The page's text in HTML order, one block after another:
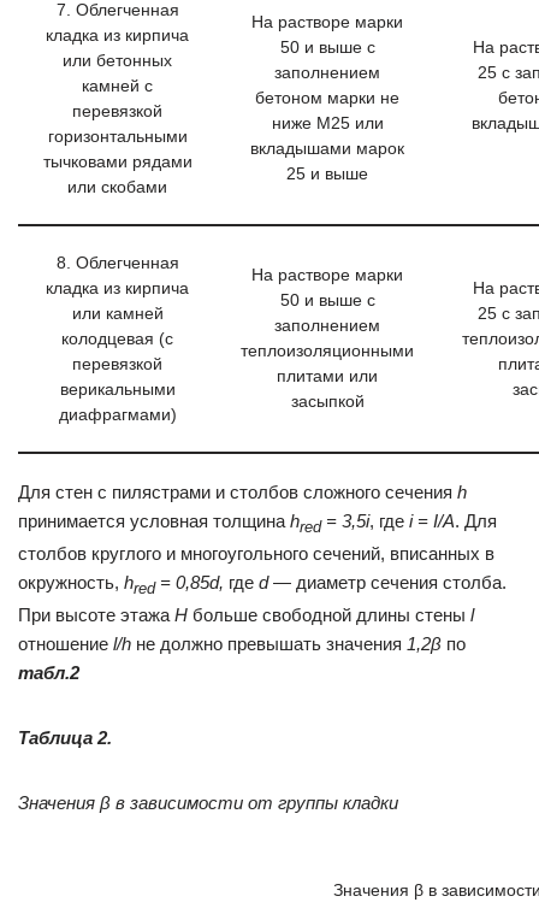
7. Облегченная
кладка из кирпича
или бетонных
камней с
перевязкой
горизонтальными
тычковами рядами
или скобами
На растворе марки
50 и выше с
заполнением
бетоном марки не
ниже М25 или
вкладышами марок
25 и выше
На
25 с
8. Облегченная
кладка из кирпича
или камней
колодцевая (с
перевязкой
верикальными
диафрагмами)
На растворе марки
50 и выше с
заполнением
теплоизоляционными
плитами или
засыпкой
На
25 с
Для стен с пилястрами и столбов сложного сечения h
принимается условная толщина hred= 3,5i, где i = I/A. Для
столбов круглого и многоугольного сечений, вписанных в
окружность, hred= 0,85d, где d— диаметр сечения столба.
При высоте этажа H больше свободной длины стены l
отношение l/h не должно превышать значения 1,2β по
табл.2
Таблица 2.
Значения β в зависимости от группы кладки
Значения β в